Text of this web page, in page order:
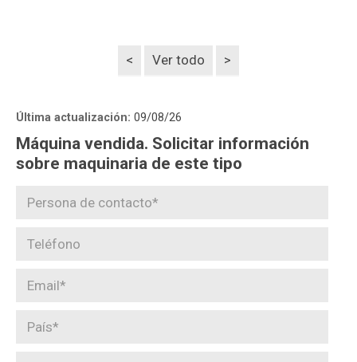
< Ver todo >
Última actualización: 09/08/26
Máquina vendida. Solicitar información
sobre maquinaria de este tipo